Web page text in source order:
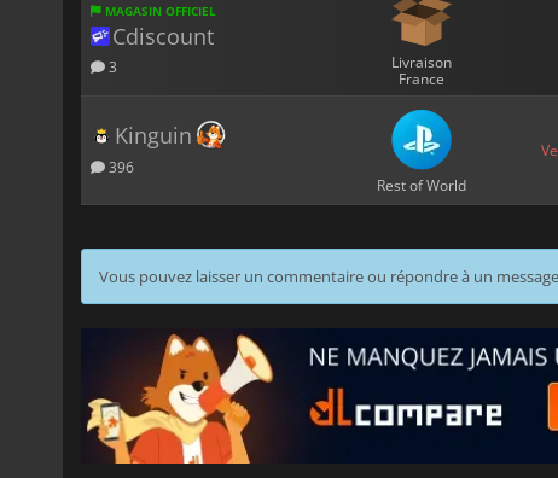
MAGASIN OFFICIEL
Cdiscount
3
Livraison
France
Kinguin
396
Rest of World
Vous pouvez laisser un commentaire ou répondre à un